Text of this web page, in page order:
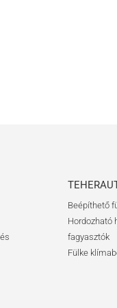
Beépíthető
Hordozható
fagyasztók
Fülke